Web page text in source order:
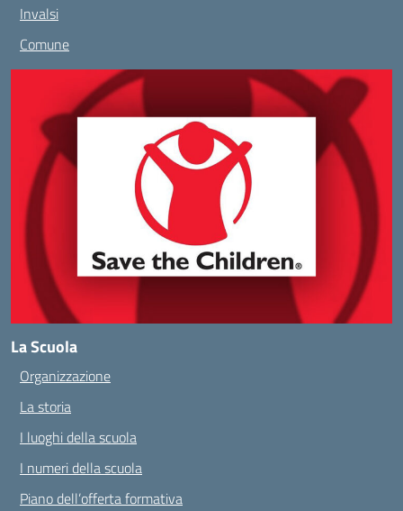
Invalsi
Comune
La Scuola
Organizzazione
La storia
I luoghi della scuola
I numeri della scuola
Piano dell’offerta formativa